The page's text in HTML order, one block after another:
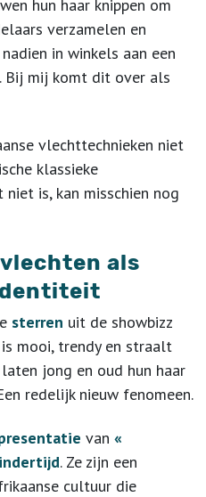
hun haar knippen om
verzamelen en
in winkels aan een
Bij mij komt dit over als
vlechttechnieken niet
klassieke
is, kan misschien nog
als
sterren uit de showbizz
mooi, trendy en straalt
jong en oud hun haar
redelijk nieuw fenomeen.
van «
. Ze zijn een
cultuur die